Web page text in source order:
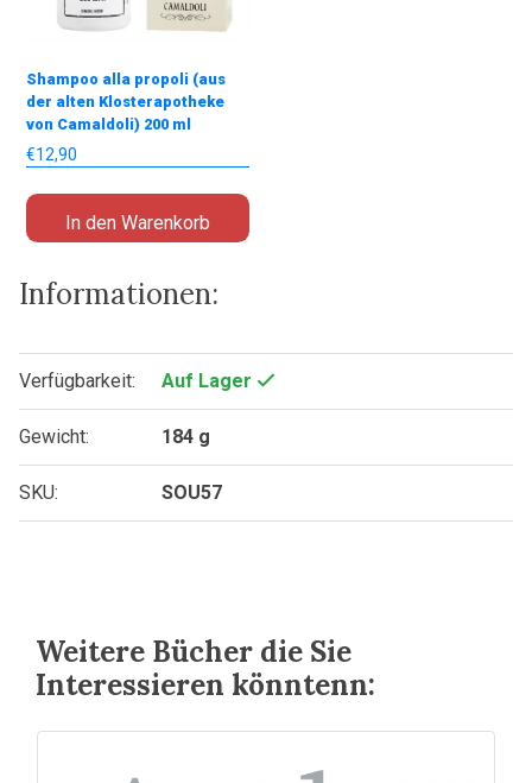
Shampoo alla propoli (aus
der alten Klosterapotheke
von Camaldoli) 200 ml
€12,90
In den Warenkorb
Informationen:
Verfügbarkeit: Auf Lager
Gewicht: 184 g
SKU: SOU57
Weitere Bücher die Sie
Interessieren könntenn: